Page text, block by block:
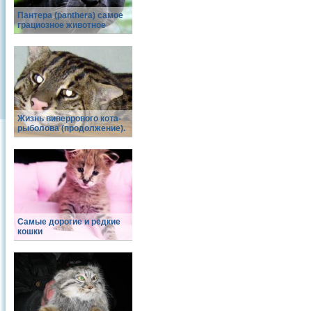
Пантера (panthera) самое
грациозное животное
Жизнь виверрового кота-
рыболова (продолжение).
Самые дорогие и редкие
кошки